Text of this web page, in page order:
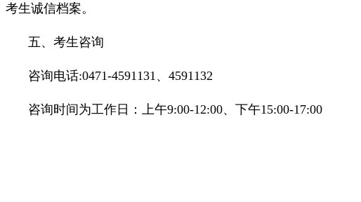
考生诚信档案。
五、考生咨询
咨询电话:0471-4591131、4591132
咨询时间为工作日：上午9:00-12:00、下午15:00-17:00